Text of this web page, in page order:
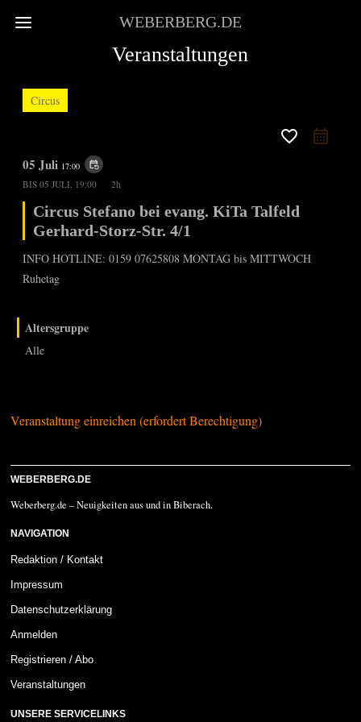
WEBERBERG.DE
Veranstaltungen
Circus
favorite_border
05 Juli 17:00 event_repeat
BIS05 JULI, 19:00 2h
Circus Stefano bei evang. KiTa Talfeld
Gerhard-Storz-Str. 4/1
INFO HOTLINE: 0159 07625808 MONTAG bis MITTWOCH
Ruhetag
Altersgruppe
Alle
Veranstaltung einreichen (erfordert Berechtigung)
WEBERBERG.DE
Weberberg.de – Neuigkeiten aus und in Biberach.
NAVIGATION
Redaktion / Kontakt
Impressum
Datenschutzerklärung
Anmelden
Registrieren / Abo
Veranstaltungen
UNSERE SERVICELINKS